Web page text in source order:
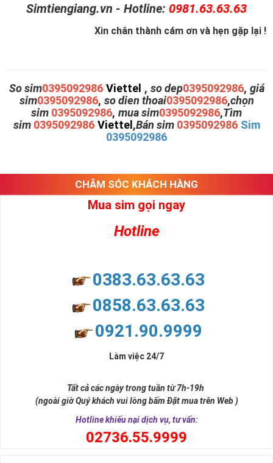
Simtiengiang.vn - Hotline: 0981.63.63.63
Xin chân thành cám ơn và hẹn gặp lại !
So sim0395092986 Viettel , so dep0395092986, giá
sim0395092986, so dien thoai0395092986,chọn
sim 0395092986, mua sim0395092986,Tìm
sim 0395092986 Viettel,Bán sim 0395092986 Sim
0395092986
CHĂM SÓC KHÁCH HÀNG
Mua sim gọi ngay
Hotline
0383.63.63.63
0858.63.63.63
0921.90.9999
Làm việc 24/7
Tất cả các ngày trong tuần từ 7h-19h
(ngoài giờ Quý khách vui lòng bấm Đặt mua trên Web )
Hotline khiếu nại dịch vụ, tư vấn:
02736.55.9999